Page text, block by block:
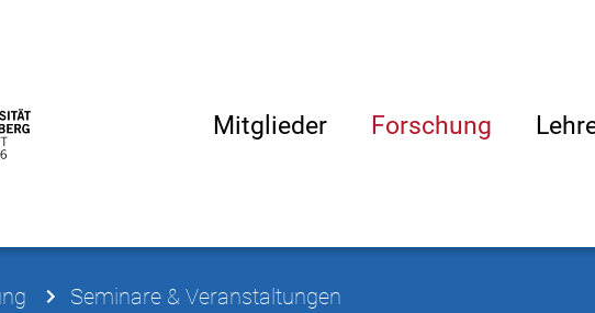
Mitglieder Forschung
Seminare & Veranstaltungen